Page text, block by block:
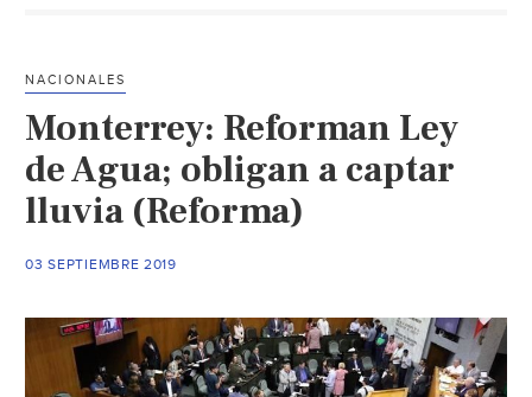
(Reforma)
NACIONALES
Monterrey: Reforman Ley
de Agua; obligan a captar
lluvia (Reforma)
03 SEPTIEMBRE 2019